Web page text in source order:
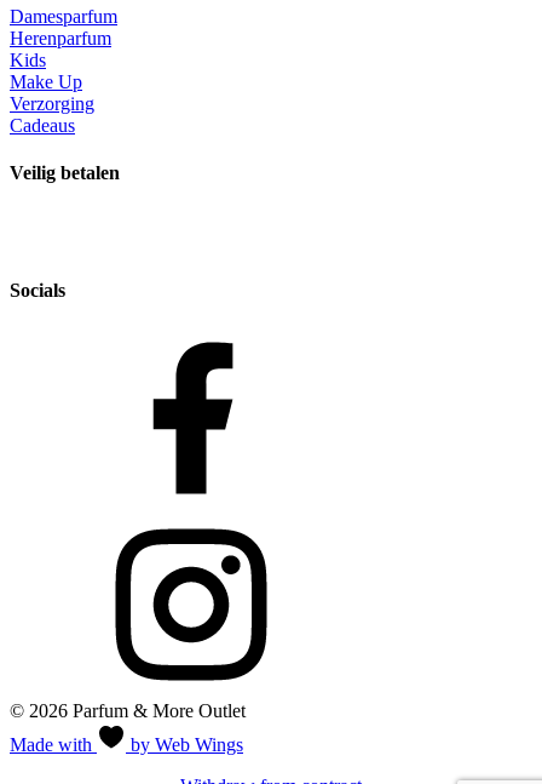
Damesparfum
Herenparfum
Kids
Make Up
Verzorging
Cadeaus
Veilig betalen
Socials
© 2026 Parfum & More Outlet
Made with
by Web Wings